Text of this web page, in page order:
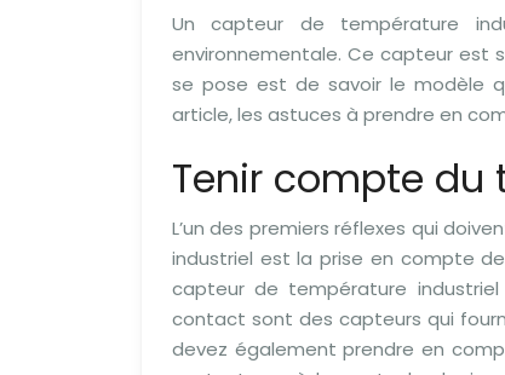
Un capteur de température
environnementale. Ce capteur est
se pose est de savoir le modèle
article, les astuces à prendre en
Tenir compte
L’un des premiers réflexes qui
industriel est la prise en compte
capteur de température
contact sont des capteurs qui
devez également prendre en